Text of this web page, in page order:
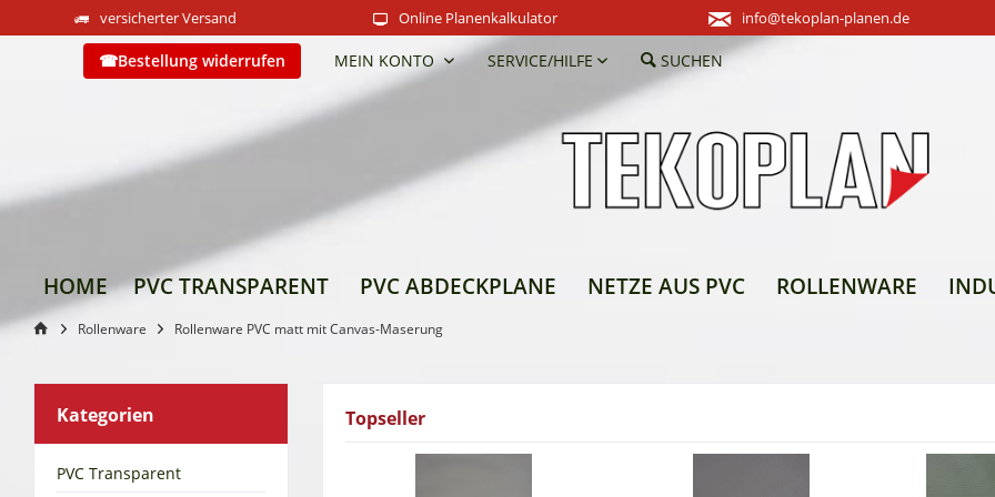
versicherter Versand Online Planenkalkulator info@tekoplan-planen.de
Bestellung widerrufen MEIN KONTO SERVICE/HILFE SUCHEN
HOME PVC TRANSPARENT PVC ABDECKPLANE NETZE AUS PVC ROLLENWARE
Rollenware Rollenware PVC matt mit Canvas-Maserung
Kategorien
PVC Transparent
Topseller